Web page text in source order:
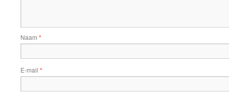
Naam *
E-mail *